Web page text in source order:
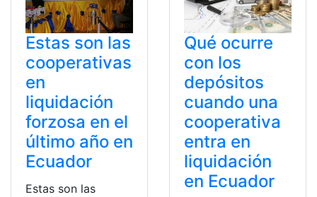
Estas son las
cooperativas
en
liquidación
forzosa en el
último año en
Ecuador
Estas son las
Qué ocurre
con los
depósitos
cuando una
cooperativa
entra en
liquidación
en Ecuador